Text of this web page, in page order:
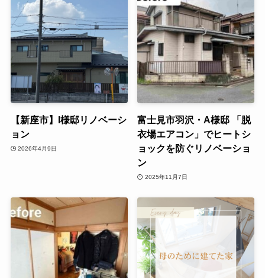
【新座市】I様邸リノベーシ
ョン
2026年4月9日
富士見市羽沢・A様邸 「脱
衣場エアコン」でヒートシ
ョックを防ぐリノベーショ
ン
2025年11月7日